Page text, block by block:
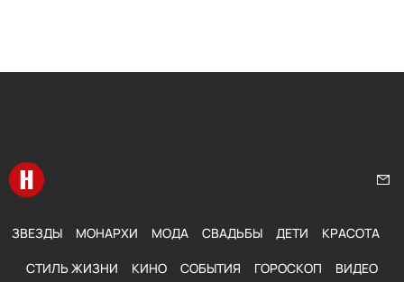
Перейти на главную
ЗВЕЗДЫ МОНАРХИ МОДА СВАДЬБЫ ДЕТИ КРАСОТА
СТИЛЬ ЖИЗНИ КИНО СОБЫТИЯ ГОРОСКОП ВИДЕО